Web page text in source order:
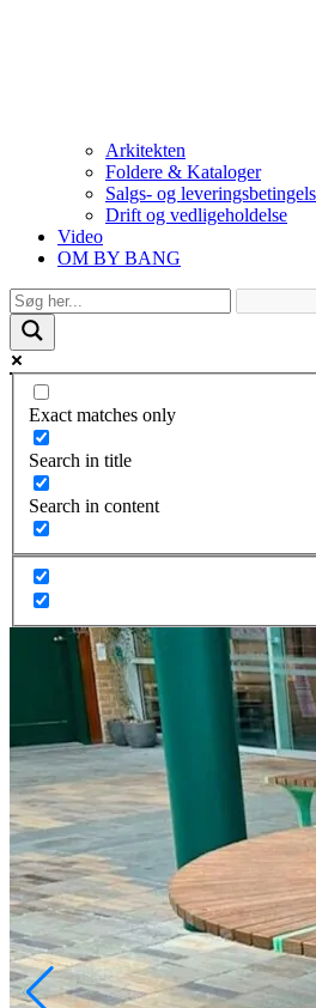
Arkitekten
Foldere & Kataloger
Salgs- og
Drift og vedligeholdelse
Video
OM BY BANG
Exact matches only
Search in title
Search in content